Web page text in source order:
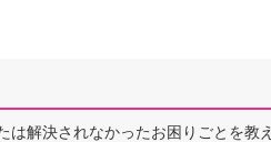
は解決されなかったお困りごとを教え